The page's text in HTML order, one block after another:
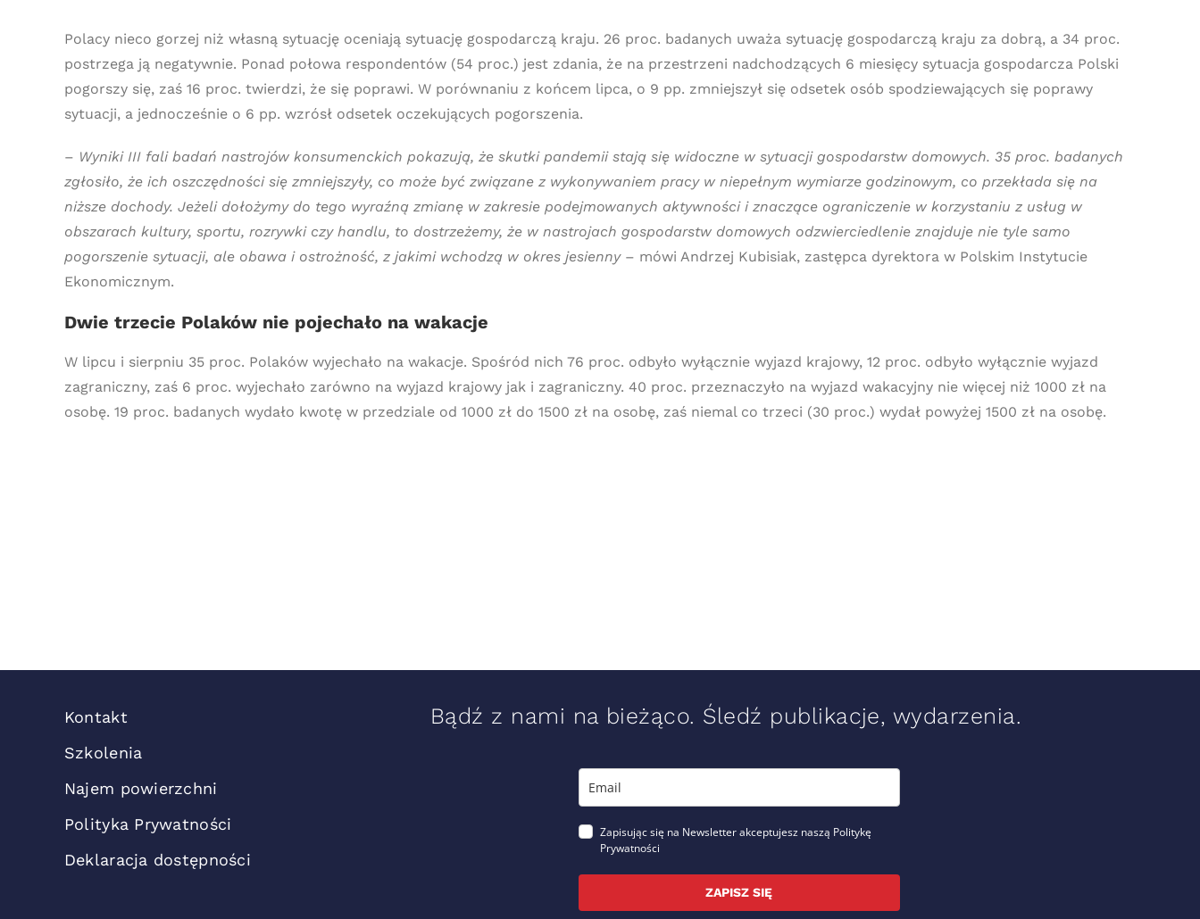
Polacy nieco gorzej niż własną sytuację oceniają sytuację gospodarczą kraju. 26 proc. badanych uważa sytuację gospodarczą kraju za dobrą, a 34 proc.
postrzega ją negatywnie. Ponad połowa respondentów (54 proc.) jest zdania, że na przestrzeni nadchodzących 6 miesięcy sytuacja gospodarcza Polski
pogorszy się, zaś 16 proc. twierdzi, że się poprawi. W porównaniu z końcem lipca, o 9 pp. zmniejszył się odsetek osób spodziewających się poprawy
sytuacji, a jednocześnie o 6 pp. wzrósł odsetek oczekujących pogorszenia.
– Wyniki III fali badań nastrojów konsumenckich pokazują, że skutki pandemii stają się widoczne w sytuacji gospodarstw domowych. 35 proc. badanych
zgłosiło, że ich oszczędności się zmniejszyły, co może być związane z wykonywaniem pracy w niepełnym wymiarze godzinowym, co przekłada się na
niższe dochody. Jeżeli dołożymy do tego wyraźną zmianę w zakresie podejmowanych aktywności i znaczące ograniczenie w korzystaniu z usług w
obszarach kultury, sportu, rozrywki czy handlu, to dostrzeżemy, że w nastrojach gospodarstw domowych odzwierciedlenie znajduje nie tyle samo
pogorszenie sytuacji, ale obawa i ostrożność, z jakimi wchodzą w okres jesienny – mówi Andrzej Kubisiak, zastępca dyrektora w Polskim Instytucie
Ekonomicznym.
Dwie trzecie Polaków nie pojechało na wakacje
W lipcu i sierpniu 35 proc. Polaków wyjechało na wakacje. Spośród nich 76 proc. odbyło wyłącznie wyjazd krajowy, 12 proc. odbyło wyłącznie wyjazd
zagraniczny, zaś 6 proc. wyjechało zarówno na wyjazd krajowy jak i zagraniczny. 40 proc. przeznaczyło na wyjazd wakacyjny nie więcej niż 1000 zł na
osobę. 19 proc. badanych wydało kwotę w przedziale od 1000 zł do 1500 zł na osobę, zaś niemal co trzeci (30 proc.) wydał powyżej 1500 zł na osobę.
Kontakt
Szkolenia
Najem powierzchni
Polityka Prywatności
Deklaracja dostępności
Bądź z nami na bieżąco. Śledź publikacje, wydarzenia.
Zapisując się na Newsletter akceptujesz naszą Politykę
Prywatności
ZAPISZ SIĘ